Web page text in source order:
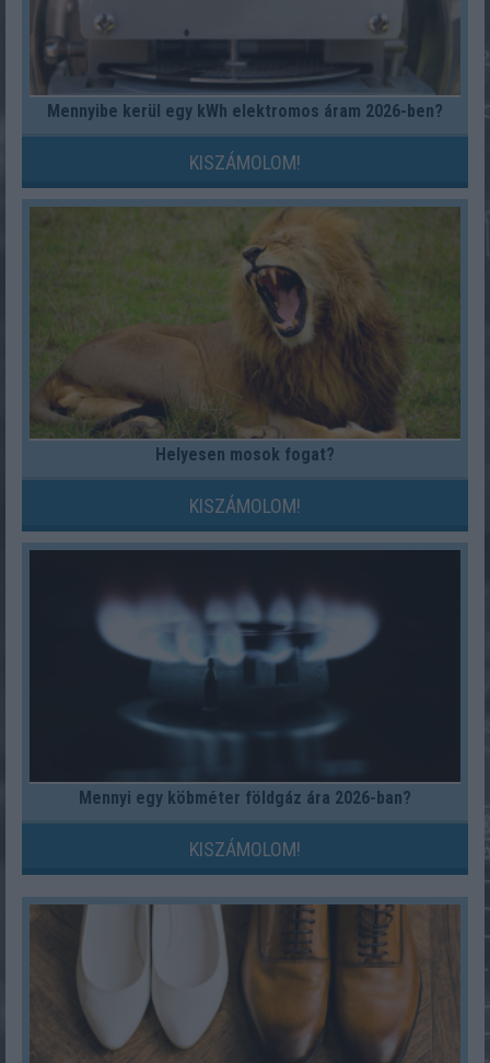
Mennyibe kerül egy kWh elektromos áram 2026-ben?
KISZÁMOLOM!
Helyesen mosok fogat?
KISZÁMOLOM!
Mennyi egy köbméter földgáz ára 2026-ban?
KISZÁMOLOM!